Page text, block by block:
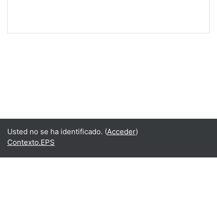
Usted no se ha identificado. (Acceder)
Contexto.EPS
Español - Internacional ‎(es)‎